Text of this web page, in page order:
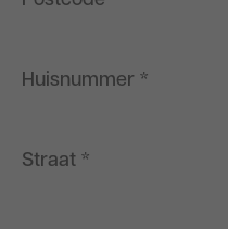
Huisnummer *
Straat *